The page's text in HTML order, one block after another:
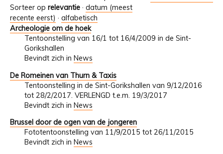
Sorteer op relevantie · datum (meest
recente eerst) · alfabetisch
Archeologie om de hoek
Tentoonstelling van 16/1 tot 16/4/2009 in de Sint-
Gorikshallen
Bevindt zich in News
De Romeinen van Thurn & Taxis
Tentoonstelling in de Sint-Gorikshallen van 9/12/2016
tot 28/2/2017. VERLENGD t.e.m. 19/3/2017
Bevindt zich in News
Brussel door de ogen van de jongeren
Fototentoonstelling van 11/9/2015 tot 26/11/2015
Bevindt zich in News